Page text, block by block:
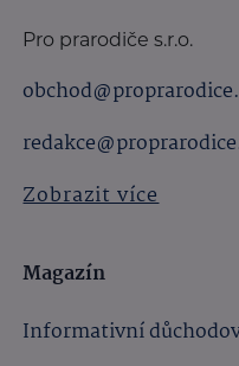
Pro prarodiče s.r.o.
Zobrazit více
Magazín
Informativní